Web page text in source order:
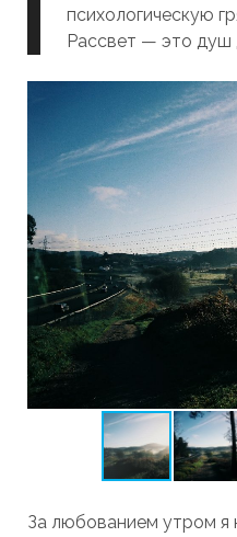
психологическую
Рассвет — это душ
За любованием утром я